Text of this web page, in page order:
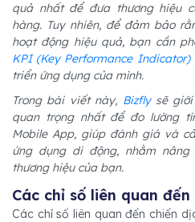
quả nhất để đưa thương hiệu
hàng. Tuy nhiên, để đảm bảo
hoạt động hiệu quả, bạn cần
KPI (Key Performance Indicator)
triển ứng dụng của mình.
Trong bài viết này, Bizflysẽ giới
quan trọng nhất để đo lường
Mobile App, giúp đánh giá và
ứng dụng di động, nhằm
thương hiệu của bạn.
Các chỉ số liên quan
Các chỉ số liên quan đến chiến